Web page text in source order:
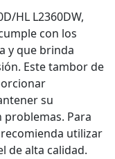
HL L2360DW,
con los
y que brinda
Este tambor de
su
Para
utilizar
de alta calidad.